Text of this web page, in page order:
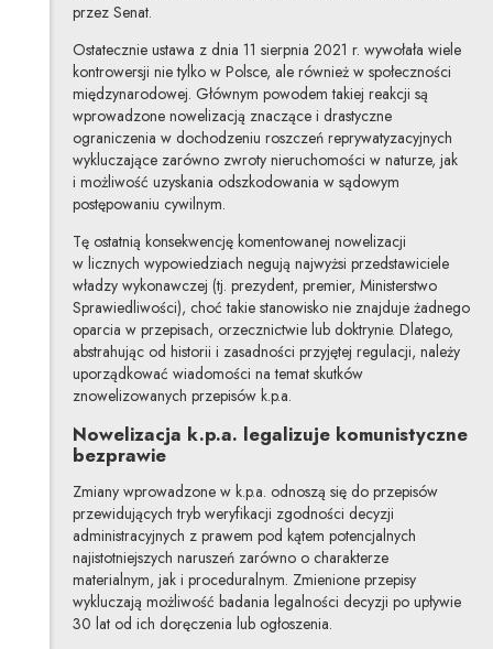
przez Senat.
Ostatecznie ustawa z dnia 11 sierpnia 2021 r. wywołała wiele
kontrowersji nie tylko w Polsce, ale również w społeczności
międzynarodowej. Głównym powodem takiej reakcji są
wprowadzone nowelizacją znaczące i drastyczne
ograniczenia w dochodzeniu roszczeń reprywatyzacyjnych
wykluczające zarówno zwroty nieruchomości w naturze, jak
i możliwość uzyskania odszkodowania w sądowym
postępowaniu cywilnym.
Tę ostatnią konsekwencję komentowanej nowelizacji
w licznych wypowiedziach negują najwyżsi przedstawiciele
władzy wykonawczej (tj. prezydent, premier, Ministerstwo
Sprawiedliwości), choć takie stanowisko nie znajduje żadnego
oparcia w przepisach, orzecznictwie lub doktrynie. Dlatego,
abstrahując od historii i zasadności przyjętej regulacji, należy
uporządkować wiadomości na temat skutków
znowelizowanych przepisów k.p.a.
Nowelizacja k.p.a. legalizuje komunistyczne
bezprawie
Zmiany wprowadzone w k.p.a. odnoszą się do przepisów
przewidujących tryb weryfikacji zgodności decyzji
administracyjnych z prawem pod kątem potencjalnych
najistotniejszych naruszeń zarówno o charakterze
materialnym, jak i proceduralnym. Zmienione przepisy
wykluczają możliwość badania legalności decyzji po upływie
30 lat od ich doręczenia lub ogłoszenia.